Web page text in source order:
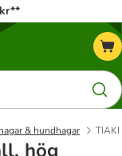
& hundhagar
hög